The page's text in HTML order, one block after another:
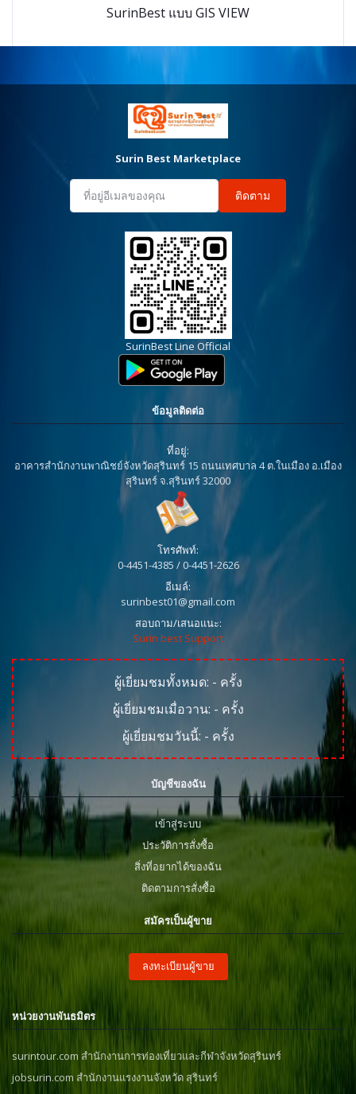
SurinBest แบบ GIS VIEW
Surin Best Marketplace
ติดตาม
SurinBest Line Official
ข้อมูลติดต่อ
ที่อยู่:
อาคารสำนักงานพาณิชย์จังหวัดสุรินทร์ 15 ถนนเทศบาล 4 ต.ในเมือง อ.เมือง
สุรินทร์ จ.สุรินทร์ 32000
โทรศัพท์:
0-4451-4385 / 0-4451-2626
อีเมล์:
surinbest01@gmail.com
สอบถาม/เสนอแนะ:
Surin best Support
ผู้เยี่ยมชมทั้งหมด: - ครั้ง
ผู้เยี่ยมชมเมื่อวาน: - ครั้ง
ผู้เยี่ยมชมวันนี้: - ครั้ง
บัญชีของฉัน
เข้าสู่ระบบ
ประวัติการสั่งซื้อ
สิ่งที่อยากได้ของฉัน
ติดตามการสั่งซื้อ
สมัครเป็นผู้ขาย
ลงทะเบียนผู้ขาย
หน่วยงานพันธมิตร
surintour.com สำนักงานการท่องเที่ยวและกีฬาจังหวัดสุรินทร์
jobsurin.com สำนักงานแรงงานจังหวัด สุรินทร์